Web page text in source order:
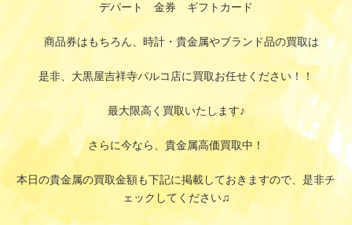
デパート 金券 ギフトカード
商品券はもちろん、時計・貴金属やブランド品の買取は
是非、大黒屋吉祥寺パルコ店に買取お任せください！！
最大限高く買取いたします♪
さらに今なら、貴金属高価買取中！
本日の貴金属の買取金額も下記に掲載しておきますので、是非チ
ェックしてください♫